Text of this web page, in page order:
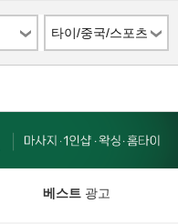
타이/중국/스포츠
베스트광고